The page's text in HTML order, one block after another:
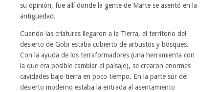
su opinión, fue allí donde la gente de Marte se asentó en la
antigüedad.
Cuando las criaturas llegaron a la Tierra, el territorio del
desierto de Gobi estaba cubierto de arbustos y bosques.
Con la ayuda de los terraformadores (una herramienta con
la que era posible cambiar el paisaje), se crearon enormes
cavidades bajo tierra en poco tiempo. En la parte sur del
desierto moderno estaba la entrada al asentamiento